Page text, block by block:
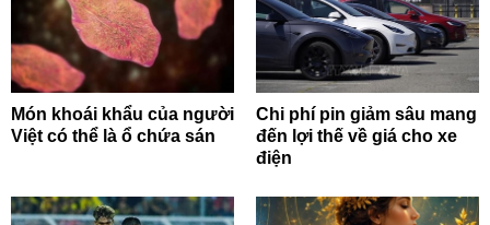
Món khoái khẩu của người
Việt có thể là ổ chứa sán
Chi phí pin giảm sâu mang
đến lợi thế về giá cho xe
điện